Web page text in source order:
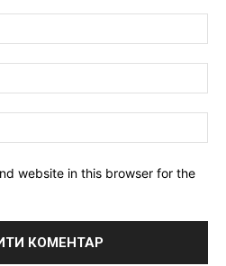
website in this browser for the